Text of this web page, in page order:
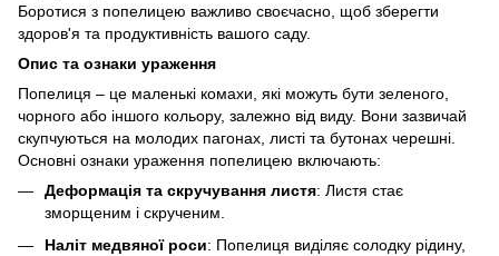
Боротися з попелицею важливо своєчасно, щоб зберегти
здоров'я та продуктивність вашого саду.
Опис та ознаки ураження
Попелиця – це маленькі комахи, які можуть бути зеленого,
чорного або іншого кольору, залежно від виду. Вони зазвичай
скупчуються на молодих пагонах, листі та бутонах черешні.
Основні ознаки ураження попелицею включають:
Деформація та скручування листя: Листя стає
зморщеним і скрученим.
Наліт медвяної роси: Попелиця виділяє солодку рідину,